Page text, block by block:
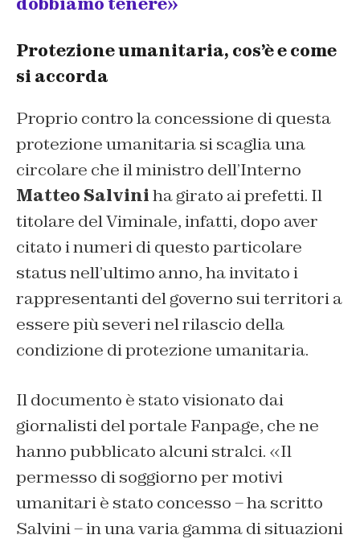
Protezione umanitaria, cos’è e come
si accorda
Proprio contro la concessione di questa
protezione umanitaria si scaglia una
circolare che il ministro dell’Interno
Matteo Salviniha girato ai prefetti. Il
titolare del Viminale, infatti, dopo aver
citato i numeri di questo particolare
status nell’ultimo anno, ha invitato i
rappresentanti del governo sui territori a
essere più severi nel rilascio della
condizione di protezione umanitaria.
Il documento è stato visionato dai
giornalisti del portale Fanpage, che ne
hanno pubblicato alcuni stralci. «Il
permesso di soggiorno per motivi
umanitari è stato concesso – ha scritto
Salvini – in una varia gamma di situazioni